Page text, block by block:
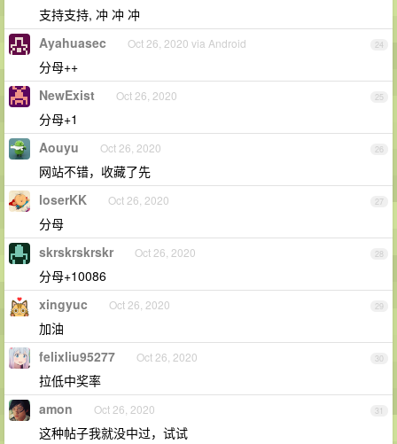
支持支持, 冲 冲 冲
24
Ayahuasec Oct 26, 2020 via Android
分母++
25
NewExist Oct 26, 2020
分母+1
26
Aouyu Oct 26, 2020
网站不错，收藏了先
27
loserKK Oct 26, 2020
分母
28
skrskrskrskr Oct 26, 2020
分母+10086
29
xingyuc Oct 26, 2020
加油
30
felixliu95277 Oct 26, 2020
拉低中奖率
31
amon Oct 26, 2020
这种帖子我就没中过，试试